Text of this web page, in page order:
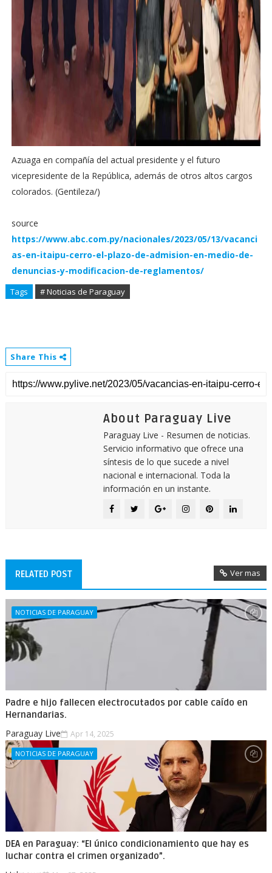
Azuaga en compañía del actual presidente y el futuro
vicepresidente de la República, además de otros altos cargos
colorados. (Gentileza/)
source
https://www.abc.com.py/nacionales/2023/05/13/vacanci
as-en-itaipu-cerro-el-plazo-de-admision-en-medio-de-
denuncias-y-modificacion-de-reglamentos/
Tags # Noticias de Paraguay
Share This
About Paraguay Live
Paraguay Live - Resumen de noticias.
Servicio informativo que ofrece una
síntesis de lo que sucede a nivel
nacional e internacional. Toda la
información en un instante.
RELATED POST Ver mas
NOTICIAS DE PARAGUAY
Padre e hijo fallecen electrocutados por cable caído en
Hernandarias.
Paraguay Live Apr 14, 2025
NOTICIAS DE PARAGUAY
DEA en Paraguay: “El único condicionamiento que hay es
luchar contra el crimen organizado”.